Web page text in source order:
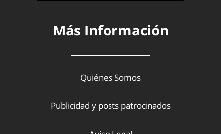
Más Información
Quiénes Somos
Publicidad y posts patrocinados